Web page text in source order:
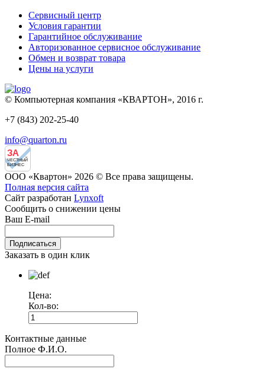
Сервисный центр
Условия гарантии
Гарантийное обслуживание
Авторизованное сервисное обслуживание
Обмен и возврат товара
Цены на услуги
© Компьютерная компания «КВАРТОН», 2016 г.
+7 (843) 202-25-40
info@quarton.ru
ЗА
ЧЕСТНЫЙ
БИЗНЕС
ООО «Квартон» 2026 © Все права защищены.
Полная версия сайта
Сайт разработан Lynxoft
Сообщить о снижении цены
Ваш E-mail
Заказать в один клик
Цена:
Кол-во:
Контактные данные
Полное Ф.И.О.